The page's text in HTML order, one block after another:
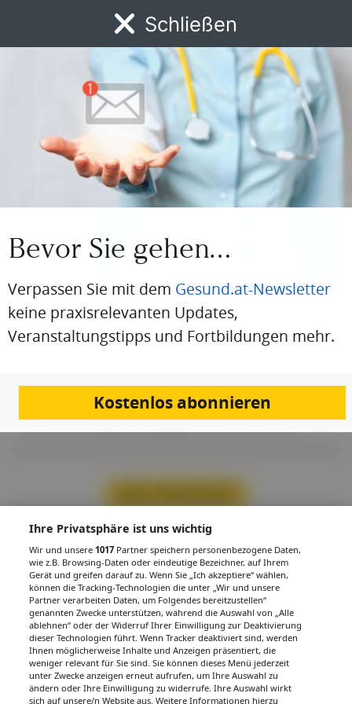
PDF Drucken Teilen
Abteilung für Innere Medizin I, Klinikum Wels-
Grieskirchen, Präsident der Österreichischen Gesellschaft
für Gastroenterologie und Hepatologie
Medizinische Expertise
einst und jetzt
Prim. Univ.-Prof. Dr. Harald Hofer im Interview über die Entwicklung
der Gastroenterologie und Hepatologie in den letzten 35 Jahren.
IMPRESSUM DATENSCHUTZ BAFG NUTZUNGSBEDINGUNGEN
MEDIADATEN & TARIFE PRESSE ZWECKE ANZEIGEN
© 2026 Gesund.at – All rights reserved – Patientenwissen:MeinMed.at
Ihre Privatsphäre ist uns wichtig
Wir und unsere1017 Partner speichern personenbezogene Daten,
wie z.B. Browsing-Daten oder eindeutige Bezeichner, auf Ihrem
Gerät und greifen darauf zu. Wenn Sie „Ich akzeptiere“ wählen,
können die Tracking-Technologien die unter „Wir und unsere
Partner verarbeiten Daten, um Folgendes bereitzustellen“
genannten Zwecke unterstützen, während die Auswahl von „Alle
ablehnen“ oder der Widerruf Ihrer Einwilligung zur Deaktivierung
dieser Technologien führt. Wenn Tracker deaktiviert sind, werden
Ihnen möglicherweise Inhalte und Anzeigen präsentiert, die
weniger relevant für Sie sind. Sie können dieses Menü jederzeit
unter Zwecke anzeigen erneut aufrufen, um Ihre Auswahl zu
ändern oder Ihre Einwilligung zu widerrufe. Ihre Auswahl wirkt
sich auf unsere/n Website aus. Weitere Informationen hierzu
Schließen
Bevor Sie gehen…
Verpassen Sie mit dem Gesund.at-Newsletter
keine praxisrelevanten Updates,
Veranstaltungstipps und Fortbildungen mehr.
Kostenlos abonnieren